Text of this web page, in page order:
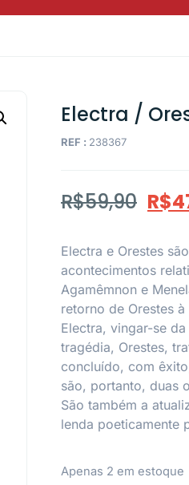
Electra /
REF : 238367
R$59,90 R$
Electra e Orestes
acontecimentos
Agamêmnon e
retorno de Orestes
Electra, vingar-se
tragédia, Orestes,
concluído, com
são, portanto, duas
São também a
lenda poeticamente
Apenas 2 em estoque